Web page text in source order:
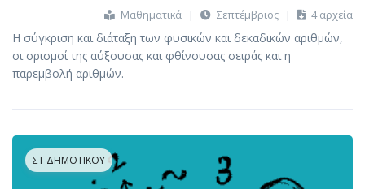
Μαθηματικά | Σεπτέμβριος | 4 αρχεία
Η σύγκριση και διάταξη των φυσικών και δεκαδικών αριθμών,
οι ορισμοί της αύξουσας και φθίνουσας σειράς και η
παρεμβολή αριθμών.
ΣΤ ΔΗΜΟΤΙΚΟΎ